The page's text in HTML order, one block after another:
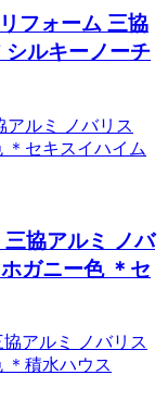
フォーム 三協
ルキーノーチ
協アルミ ノバ
ガニー色 ＊セ